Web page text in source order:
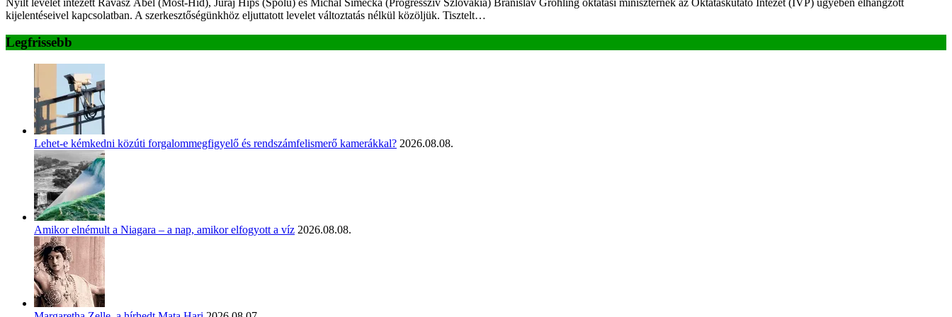
kijelentéseivel kapcsolatban. A szerkesztőségünkhöz eljuttatott levelet változtatás nélkül közöljük. Tisztelt…
Legfrissebb
Lehet-e kémkedni közúti forgalommegfigyelő és rendszámfelismerő kamerákkal? 2026.08.08.
Amikor elnémult a Niagara – a nap, amikor elfogyott a víz 2026.08.08.